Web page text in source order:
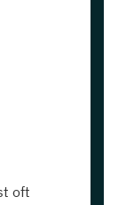
oft